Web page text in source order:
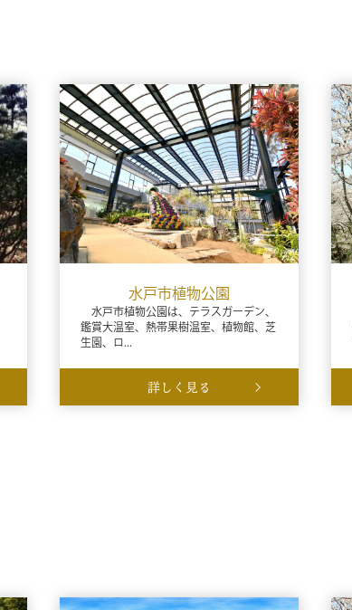
水戸市植物公園
水戸市植物公園は、テラスガーデン、
鑑賞大温室、熱帯果樹温室、植物館、芝
生園、ロ...
詳しく見る